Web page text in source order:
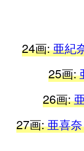
24画:亜紀
25画:
26画:
27画:亜喜奈